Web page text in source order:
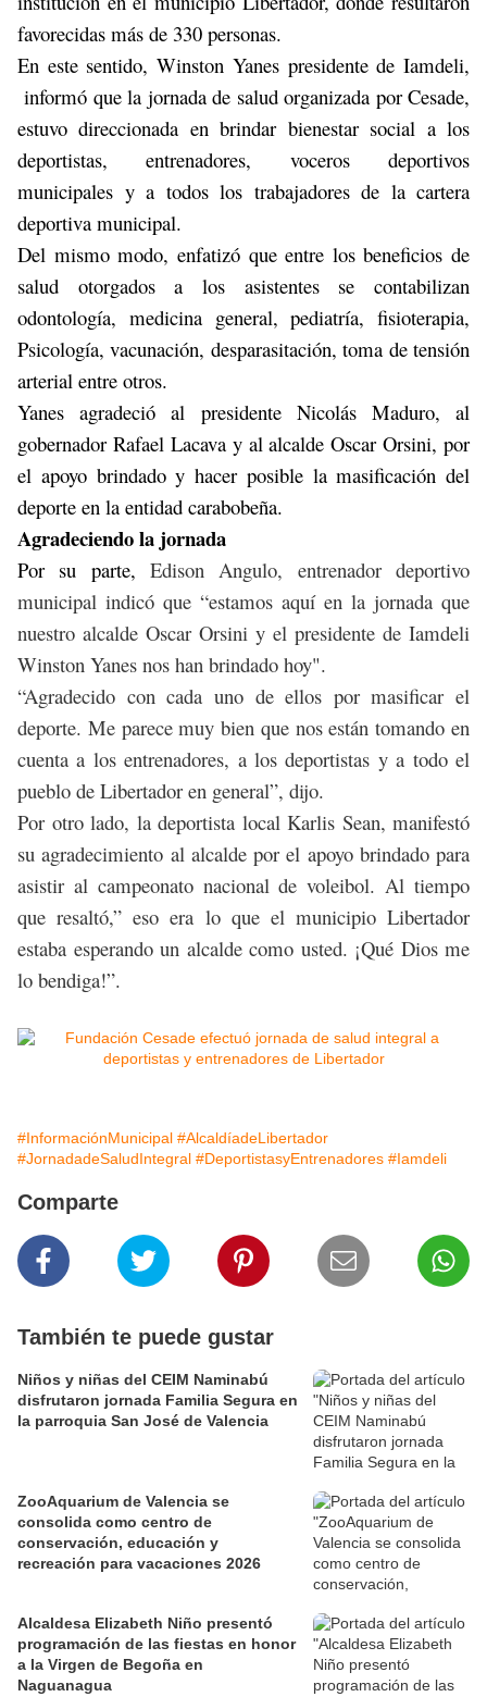
favorecidas más de 330 personas.
En este sentido, Winston Yanes presidente de Iamdeli,
informó que la jornada de salud organizada por Cesade,
estuvo direccionada en brindar bienestar social a los
deportistas, entrenadores, voceros deportivos
municipales y a todos los trabajadores de la cartera
deportiva municipal.
Del mismo modo, enfatizó que entre los beneficios de
salud otorgados a los asistentes se contabilizan
odontología, medicina general, pediatría, fisioterapia,
Psicología, vacunación, desparasitación, toma de tensión
arterial entre otros.
Yanes agradeció al presidente Nicolás Maduro, al
gobernador Rafael Lacava y al alcalde Oscar Orsini, por
el apoyo brindado y hacer posible la masificación del
deporte en la entidad carabobeña.
Agradeciendo la jornada
Por su parte, Edison Angulo, entrenador deportivo
municipal indicó que “estamos aquí en la jornada que
nuestro alcalde Oscar Orsini y el presidente de Iamdeli
Winston Yanes nos han brindado hoy".
“Agradecido con cada uno de ellos por masificar el
deporte. Me parece muy bien que nos están tomando en
cuenta a los entrenadores, a los deportistas y a todo el
pueblo de Libertador en general”, dijo.
Por otro lado, la deportista local Karlis Sean, manifestó
su agradecimiento al alcalde por el apoyo brindado para
asistir al campeonato nacional de voleibol. Al tiempo
que resaltó,” eso era lo que el municipio Libertador
estaba esperando un alcalde como usted. ¡Qué Dios me
lo bendiga!”.
#InformaciónMunicipal #AlcaldíadeLibertador
#JornadadeSaludIntegral #DeportistasyEntrenadores #Iamdeli
Comparte
También te puede gustar
Niños y niñas del CEIM Naminabú
disfrutaron jornada Familia Segura en
la parroquia San José de Valencia
ZooAquarium de Valencia se
consolida como centro de
conservación, educación y
recreación para vacaciones 2026
Alcaldesa Elizabeth Niño presentó
programación de las fiestas en honor
a la Virgen de Begoña en
Naguanagua